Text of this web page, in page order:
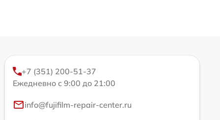
+7 (351) 200-51-37
Ежедневно с 9:00 до 21:00
info@fujifilm-repair-center.ru